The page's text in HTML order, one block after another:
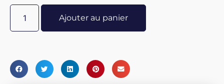
(tuwr-el, le rocher de Dieu ), l’un des anges déchus
révélés par le Livre d’Hénoch, se divise en deux parties.
La première e? consacrée aux prières, invocations,
schématiques d’Aratron, seigneur de Saturne de Phaleg,
Ajouter au panier